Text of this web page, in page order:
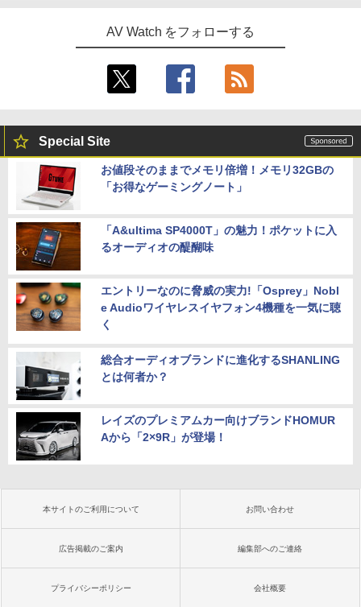
AV Watch をフォローする
Special Site
お値段そのままでメモリ倍増！メモリ32GBの
「お得なゲーミングノート」
「A&ultima SP4000T」の魅力！ポケットに入
るオーディオの醍醐味
エントリーなのに脅威の実力!「Osprey」Nobl
e Audioワイヤレスイヤフォン4機種を一気に聴
く
総合オーディオブランドに進化するSHANLING
とは何者か？
レイズのプレミアムカー向けブランドHOMUR
Aから「2×9R」が登場！
本サイトのご利用について お問い合わせ
広告掲載のご案内 編集部へのご連絡
プライバシーポリシー 会社概要